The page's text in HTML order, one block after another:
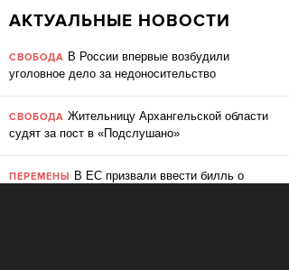
АКТУАЛЬНЫЕ НОВОСТИ
СВОБОДА В России впервые возбудили
уголовное дело за недоносительство
СВОБОДА Жительницу Архангельской области
судят за пост в «Подслушано»
ПЕРЕМЕНЫ В ЕС призвали ввести билль о